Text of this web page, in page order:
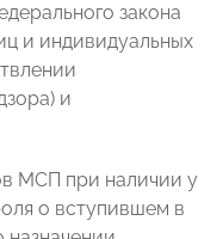
закона
и индивидуальных
и
МСП при наличии у
о вступившем в